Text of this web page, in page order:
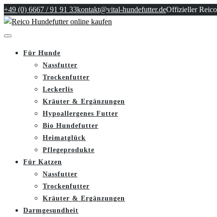
+49 (0) 6667 / 91 91 33kontakt@vital-hundefutter.deOffizieller
Für Hunde
Nassfutter
Trockenfutter
Leckerlis
Kräuter & Ergänzungen
Hypoallergenes Futter
Bio Hundefutter
Heimatglück
Pflegeprodukte
Für Katzen
Nassfutter
Trockenfutter
Kräuter & Ergänzungen
Darmgesundheit